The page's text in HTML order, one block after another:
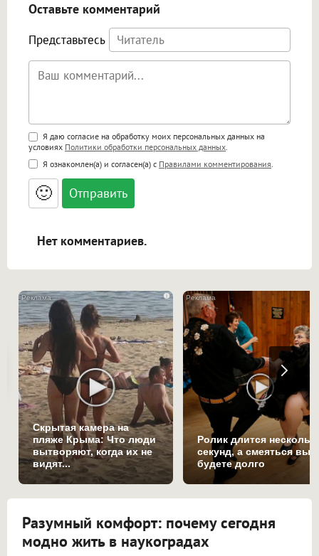
Оставьте комментарий
Представьтесь
Поддержка HTML
<b>, <strong>, <u>, <i>, <em>, <s>, <big>,
<small>, <sup>, <sub>, <pre>, <ul>, <ol>, <li>,
<blockquote>, <code> экранирует HTML,
адреса URL автоматически становятся
ссылками, и [img]адрес[/img] будет
Я даю согласие на обработку моих персональных данных на
условиях Политики обработки персональных данных
Я ознакомлен(а) и согласен(а) с Правилами комментирования
🙂
Нет комментариев.
i
Скрытая камера на
пляже Крыма: Что люди
вытворяют, когда их не
видят...
Ролик длится
секунд, а смеяться вы
будете долго
Разумный комфорт: почему сегодня
модно жить в наукоградах